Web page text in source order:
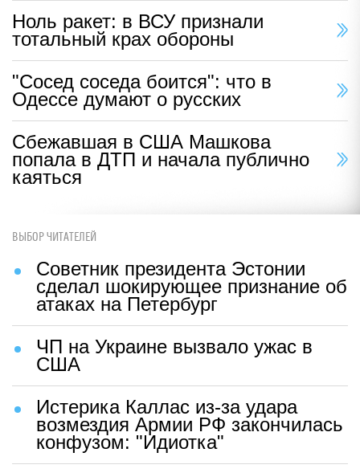
Ноль ракет: в ВСУ признали
тотальный крах обороны
"Сосед соседа боится": что в
Одессе думают о русских
Сбежавшая в США Машкова
попала в ДТП и начала публично
каяться
ВЫБОР ЧИТАТЕЛЕЙ
Советник президента Эстонии
сделал шокирующее признание об
атаках на Петербург
ЧП на Украине вызвало ужас в
США
Истерика Каллас из-за удара
возмездия Армии РФ закончилась
конфузом: "Идиотка"